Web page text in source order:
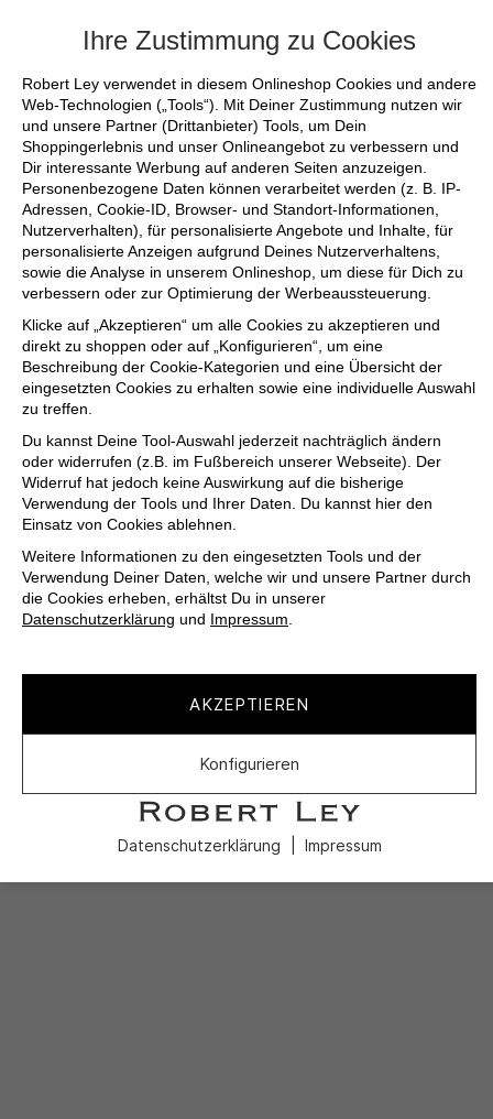
Ihre Zustimmung zu Cookies
Robert Ley verwendet in diesem Onlineshop Cookies und andere
Web-Technologien („Tools“). Mit Deiner Zustimmung nutzen wir
und unsere Partner (Drittanbieter) Tools, um Dein
Shoppingerlebnis und unser Onlineangebot zu verbessern und
Dir interessante Werbung auf anderen Seiten anzuzeigen.
Personenbezogene Daten können verarbeitet werden (z. B. IP-
Adressen, Cookie-ID, Browser- und Standort-Informationen,
Nutzerverhalten), für personalisierte Angebote und Inhalte, für
personalisierte Anzeigen aufgrund Deines Nutzerverhaltens,
sowie die Analyse in unserem Onlineshop, um diese für Dich zu
verbessern oder zur Optimierung der Werbeaussteuerung.
Klicke auf „Akzeptieren“ um alle Cookies zu akzeptieren und
direkt zu shoppen oder auf „Konfigurieren“, um eine
Beschreibung der Cookie-Kategorien und eine Übersicht der
eingesetzten Cookies zu erhalten sowie eine individuelle Auswahl
zu treffen.
Du kannst Deine Tool-Auswahl jederzeit nachträglich ändern
oder widerrufen (z.B. im Fußbereich unserer Webseite). Der
Widerruf hat jedoch keine Auswirkung auf die bisherige
Verwendung der Tools und Ihrer Daten. Du kannst hier den
Einsatz von Cookies ablehnen.
Weitere Informationen zu den eingesetzten Tools und der
Verwendung Deiner Daten, welche wir und unsere Partner durch
die Cookies erheben, erhältst Du in unserer
Datenschutzerklärung und Impressum.
AKZEPTIEREN
Konfigurieren
Datenschutzerklärung Impressum